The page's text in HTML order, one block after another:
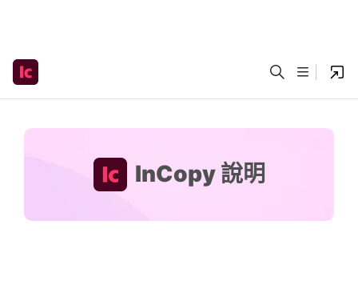
InCopy 說明